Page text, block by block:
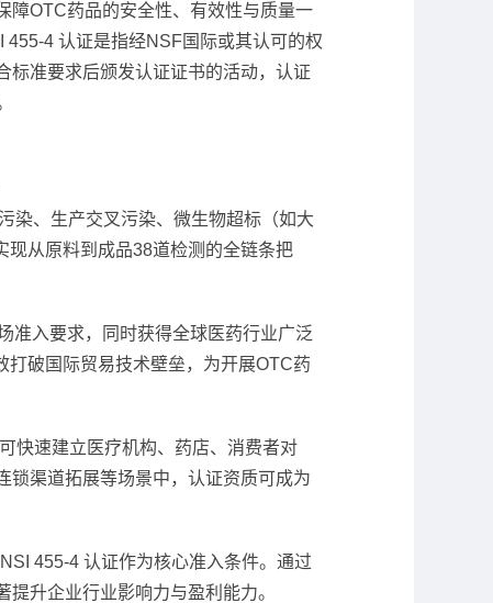
障OTC药品的安全性、有效性与质量一
4 认证是指经NSF国际或其认可的权
标准要求后颁发认证证书的活动，认证
染、生产交叉污染、微生物超标（如大
现从原料到成品38道检测的全链条把
准入要求，同时获得全球医药行业广泛
破国际贸易技术壁垒，为开展OTC药
快速建立医疗机构、药店、消费者对
锁渠道拓展等场景中，认证资质可成为
455-4 认证作为核心准入条件。通过
升企业行业影响力与盈利能力。